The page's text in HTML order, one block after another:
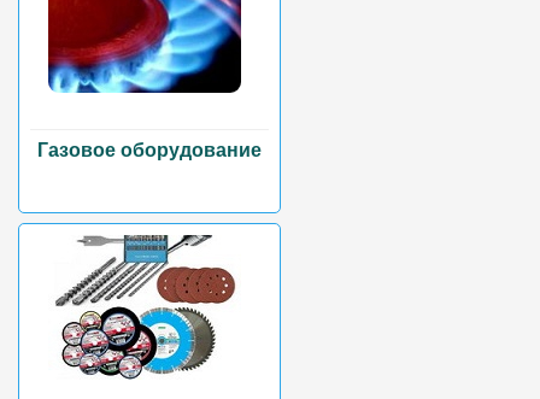
Газовое оборудование